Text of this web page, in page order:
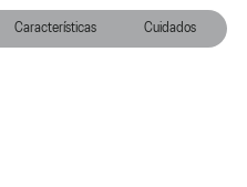
Características Cuidados